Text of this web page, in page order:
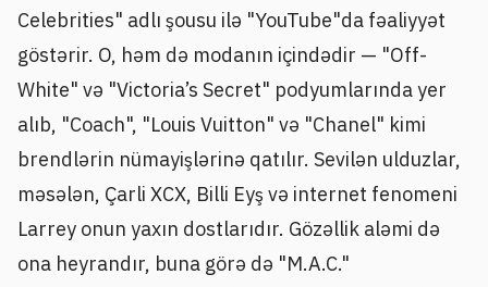
Celebrities" adlı şousu ilə "YouTube"da fəaliyyət
göstərir. O, həm də modanın içindədir — "Off-
White" və "Victoria’s Secret" podyumlarında yer
alıb, "Coach", "Louis Vuitton" və "Chanel" kimi
brendlərin nümayişlərinə qatılır. Sevilən ulduzlar,
məsələn, Çarli XCX, Billi Eyş və internet fenomeni
Larrey onun yaxın dostlarıdır. Gözəllik aləmi də
ona heyrandır, buna görə də "M.A.C."